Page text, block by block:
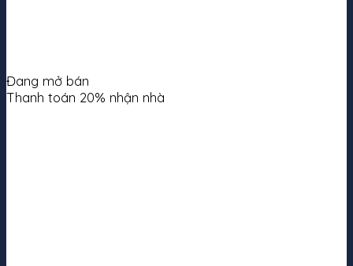
Đang mở bán
Thanh toán 20% nhận nhà